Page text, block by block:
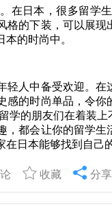
在日本，很多留学
格的下装，可以展
的时尚中。
轻人中备受欢迎。
感的时尚单品，令
学的朋友们在着装
，都会让你的留学
日本能够找到自己
收藏 分享